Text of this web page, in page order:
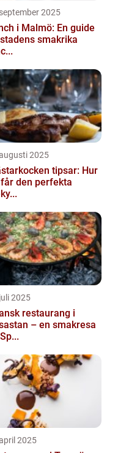
2025
i Malmö: En guide
smakrika
2025
tipsar: Hur
den perfekta
2025
restaurang i
– en smakresa
2025